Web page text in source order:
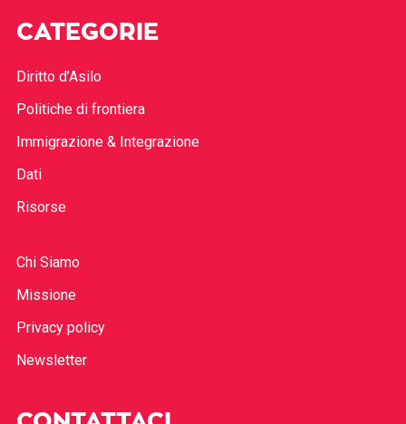
CATEGORIE
Diritto d’Asilo
Politiche di frontiera
Immigrazione & Integrazione
Dati
Risorse
Chi Siamo
Missione
Privacy policy
Newsletter